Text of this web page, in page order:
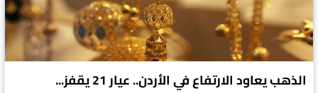
الذهب يعاود الارتفاع في الأردن.. عيار 21 يقفز...